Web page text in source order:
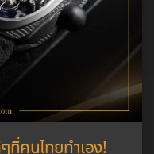
คนไทยทำเอง!